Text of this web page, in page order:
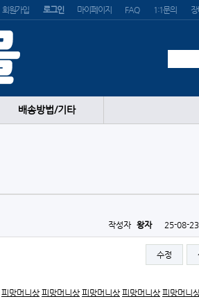
회원가입 로그인 마이페이지 FAQ 1:1문의
배송방법/기타
작성자 왕자 25-08-
수정
피망머니상 피망머니상 피망머니상 피망머니상 피망머니